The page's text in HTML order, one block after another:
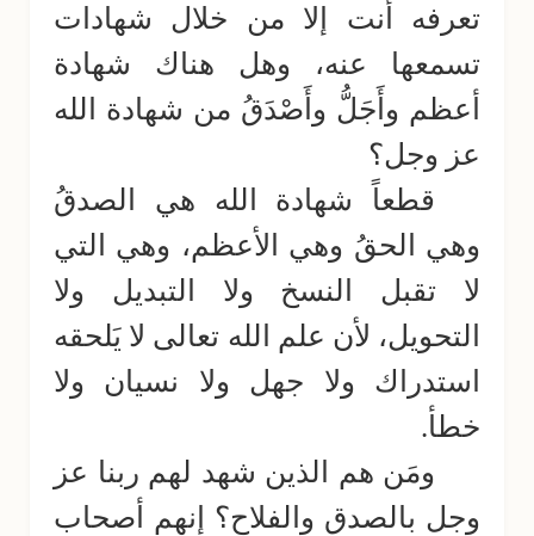
تعرفه أنت إلا من خلال شهادات
تسمعها عنه، وهل هناك شهادة
أعظم وأَجَلُّ وأَصْدَقُ من شهادة الله
عز وجل؟
قطعاً شهادة الله هي الصدقُ
وهي الحقُ وهي الأعظم، وهي التي
لا تقبل النسخ ولا التبديل ولا
التحويل، لأن علم الله تعالى لا يَلحقه
استدراك ولا جهل ولا نسيان ولا
خطأ.
ومَن هم الذين شهد لهم ربنا عز
وجل بالصدق والفلاح؟ إنهم أصحاب